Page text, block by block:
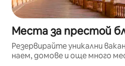
Места за престой
Резервирайте уникални
наем, домове и още много